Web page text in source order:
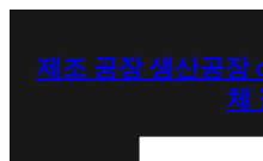
제조 공장 생산공장
체